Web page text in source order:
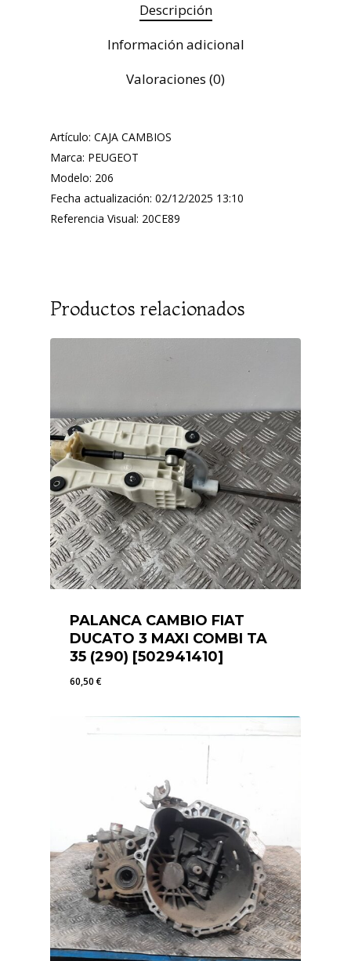
Descripción
Información adicional
Valoraciones (0)
Artículo: CAJA CAMBIOS
Marca: PEUGEOT
Modelo: 206
Fecha actualización: 02/12/2025 13:10
Referencia Visual: 20CE89
Productos relacionados
PALANCA CAMBIO FIAT
DUCATO 3 MAXI COMBI TA
35 (290) [502941410]
60,50€